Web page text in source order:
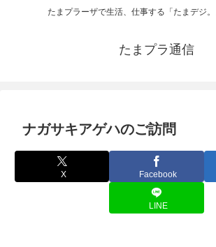
たまプラーザで生活、仕事する「たまデジ。
たまプラ通信
ナガサキアゲハのご訪問
X Facebook
LINE